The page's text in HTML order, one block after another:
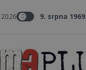
1969 : V Los